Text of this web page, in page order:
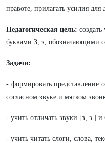
правоте, прилагать усилия для
Педагогическая цель:
буквами З, з, обозначающими
Задачи:
- формировать представление
согласном звуке и мягком
- учить отличать звуки [з, з ] и
- учить читать слоги, слова,